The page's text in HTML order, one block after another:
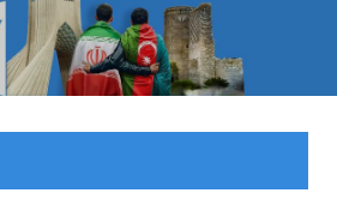
Sizinyol.org